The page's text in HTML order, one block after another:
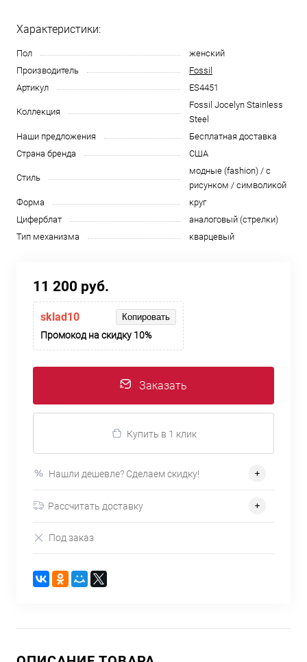
Характеристики:
Пол
женский
Производитель
Fossil
Артикул
ES4451
Коллекция
Fossil Jocelyn Stainless
Steel
Наши предложения
Бесплатная доставка
Страна бренда
США
Стиль
модные (fashion) / с
рисунком / символикой
Форма
круг
Циферблат
аналоговый (стрелки)
Тип механизма
кварцевый
11 200 руб.
sklad10 Копировать
Промокод на скидку 10%
Заказать
Купить в 1 клик
Нашли дешевле? Сделаем скидку!
Рассчитать доставку
Под заказ